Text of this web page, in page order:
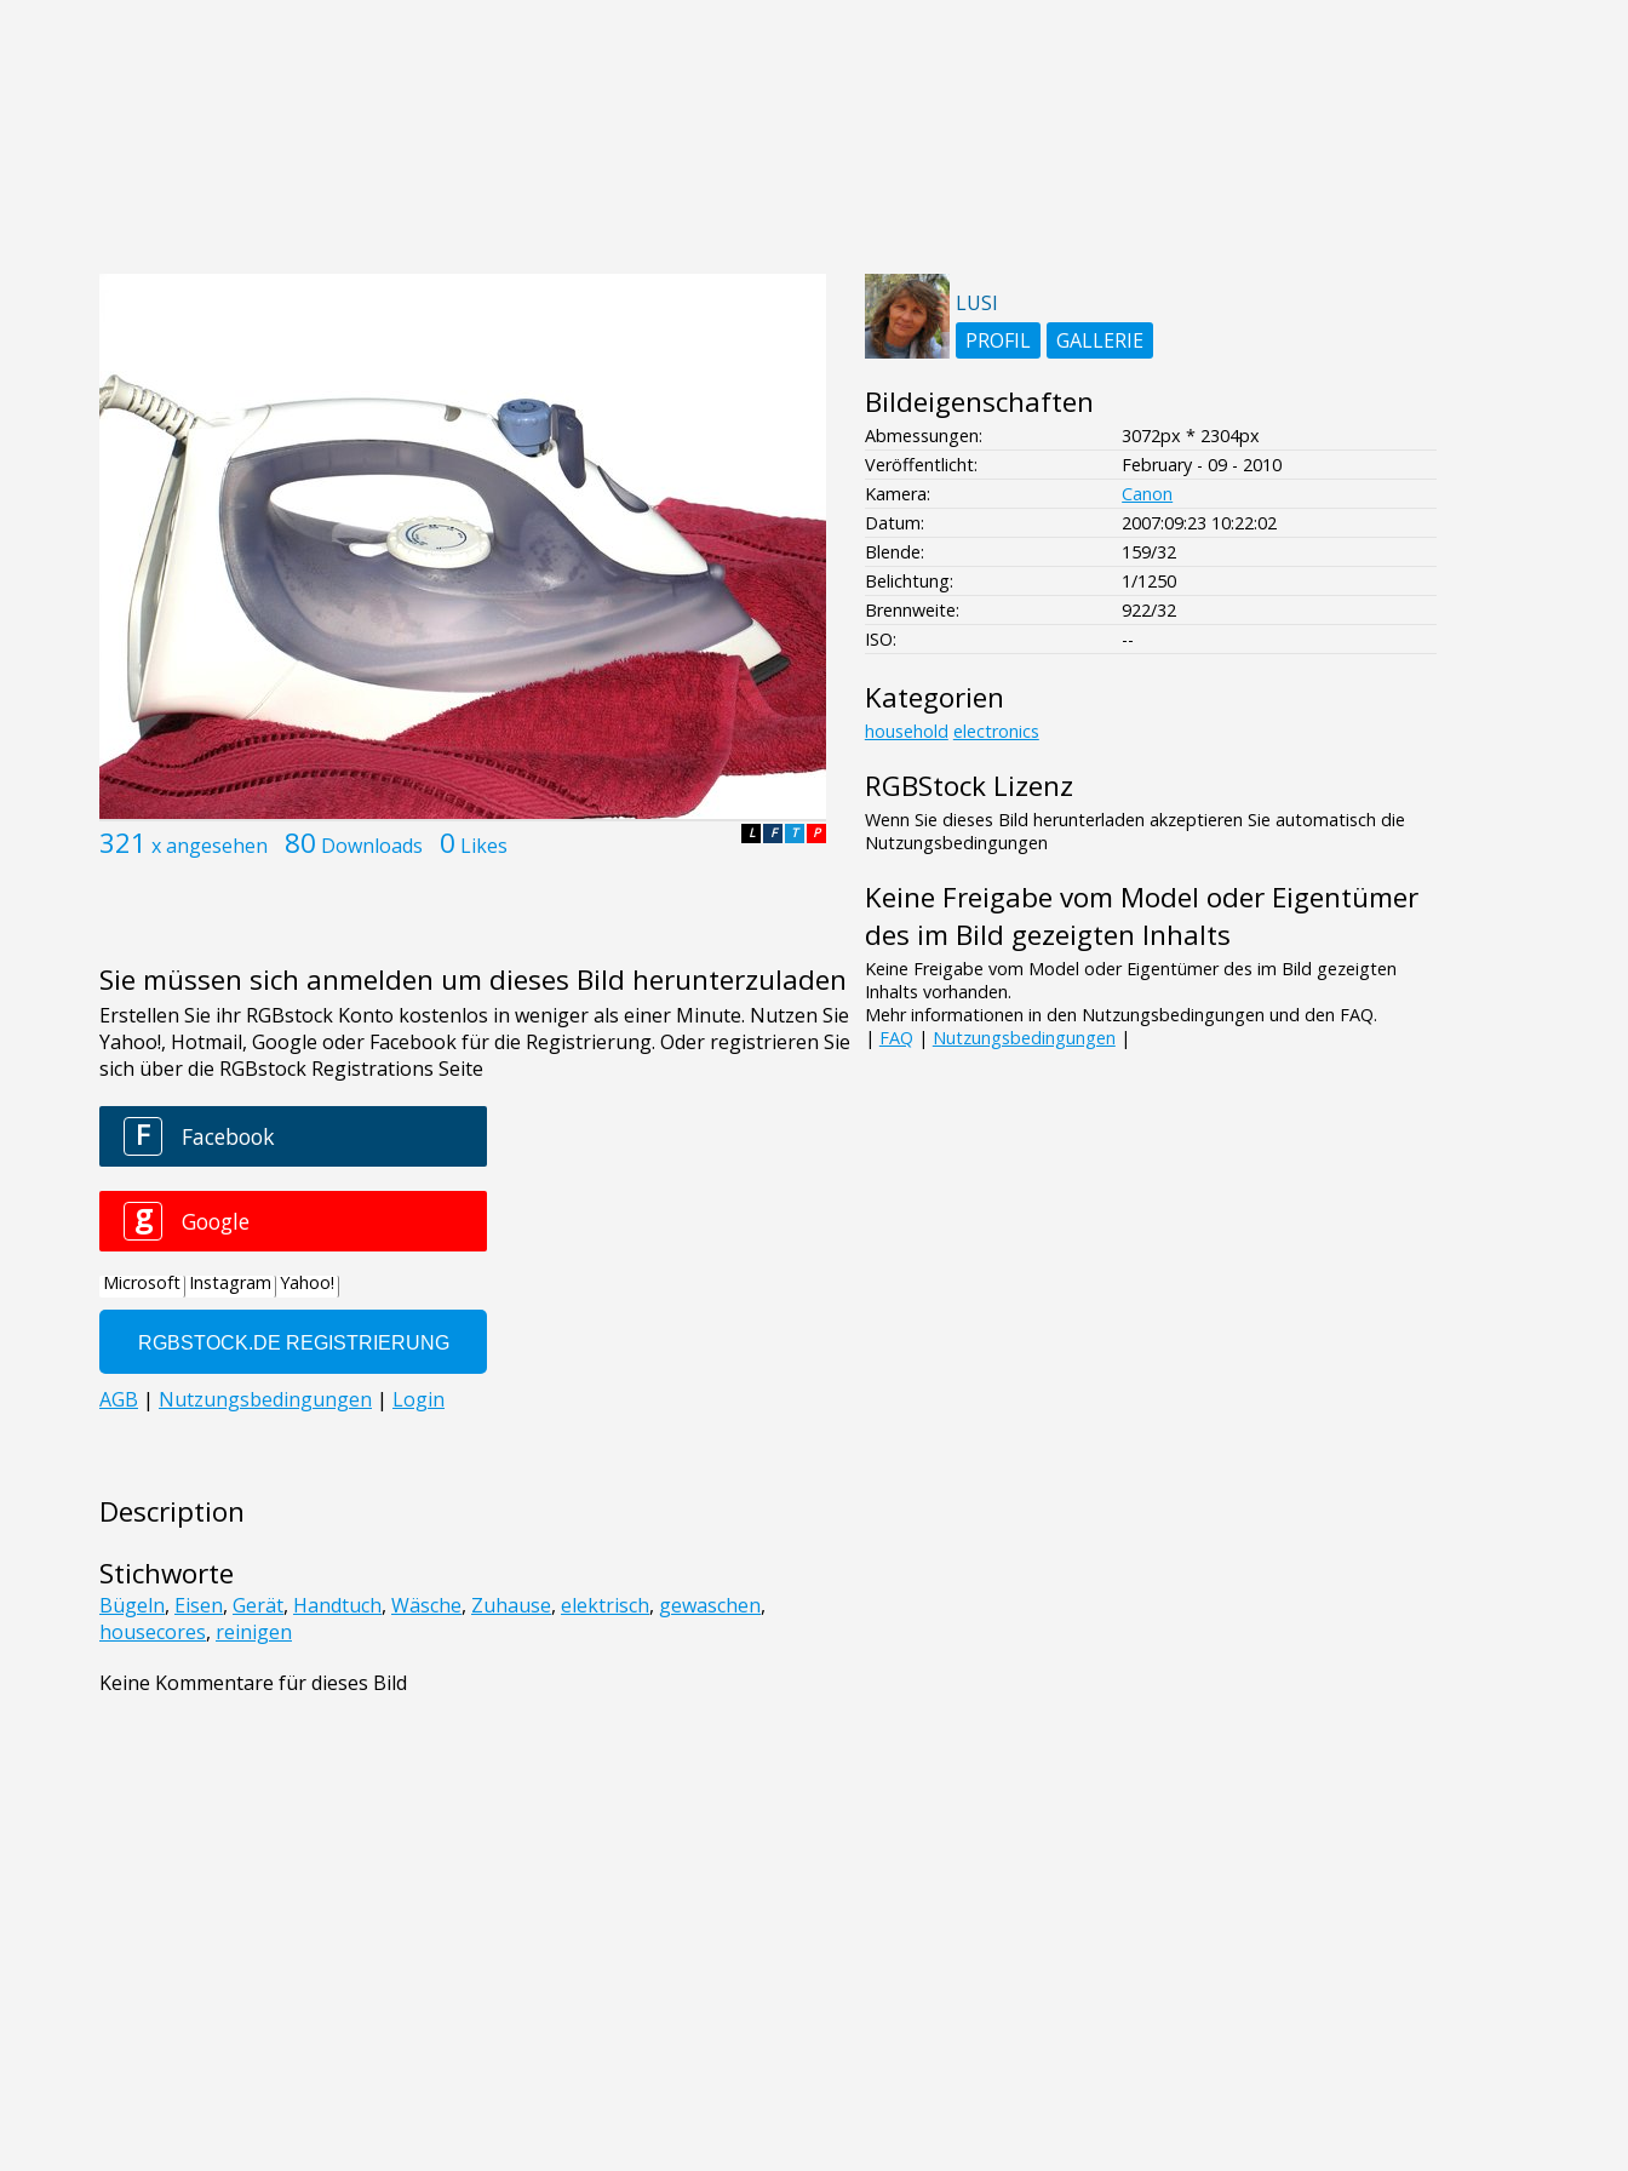
321 x angesehen 80 Downloads 0 Likes P
T
F
L
Sie müssen sich anmelden um dieses Bild herunterzuladen
Description
Stichworte
Bügeln, Eisen, Gerät, Handtuch, Wäsche, Zuhause, elektrisch, gewaschen,
housecores, reinigen
Keine Kommentare für dieses Bild
LUSI
PROFIL
GALLERIE
Bildeigenschaften
Abmessungen:
3072px * 2304px
Veröffentlicht:
February - 09 - 2010
Kamera:
Canon
Datum:
2007:09:23 10:22:02
Blende:
159/32
Belichtung:
1/1250
Brennweite:
922/32
ISO:
--
Kategorien
household electronics
RGBStock Lizenz
Wenn Sie dieses Bild herunterladen akzeptieren Sie automatisch die
Nutzungsbedingungen
Keine Freigabe vom Model oder Eigentümer
des im Bild gezeigten Inhalts
Keine Freigabe vom Model oder Eigentümer des im Bild gezeigten
Inhalts vorhanden.
Mehr informationen in den Nutzungsbedingungen und den FAQ.
| FAQ | Nutzungsbedingungen |